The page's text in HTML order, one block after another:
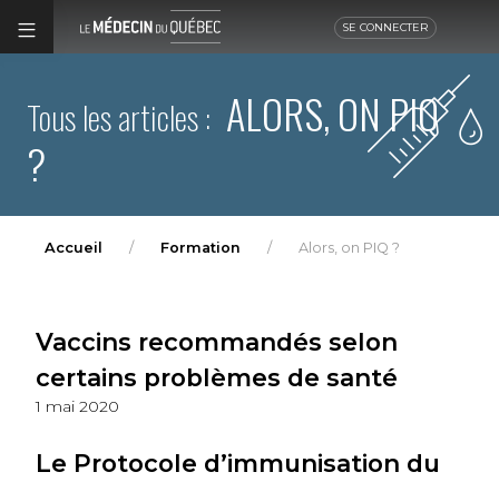
SE CONNECTER
Tous les articles : ALORS, ON PIQ
?
Accueil Formation Alors, on PIQ ?
Vaccins recommandés selon
certains problèmes de santé
1 mai 2020
Le Protocole d’immunisation du